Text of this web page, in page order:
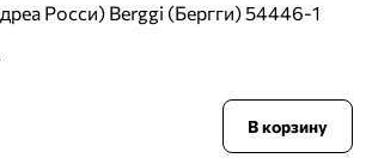
Росси) Berggi (Бергги) 54446-1
В корзину